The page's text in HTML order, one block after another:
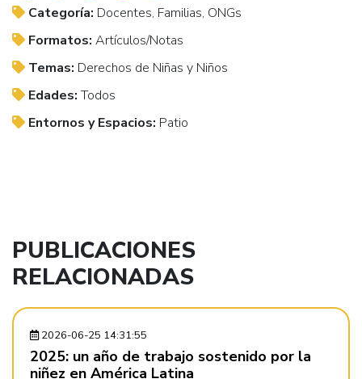
Categoría: Docentes, Familias, ONGs
Formatos: Artículos/Notas
Temas: Derechos de Niñas y Niños
Edades:Todos
Entornos y Espacios: Patio
PUBLICACIONES
RELACIONADAS
2026-06-25 14:31:55
2025: un año de trabajo sostenido por la
niñez en América Latina